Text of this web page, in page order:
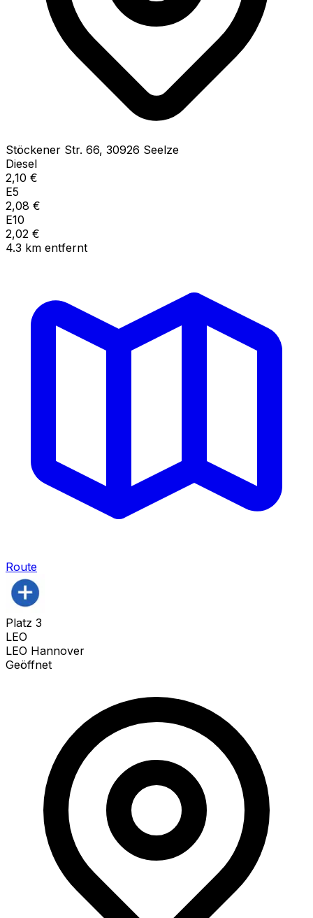
Stöckener Str. 66, 30926 Seelze
Diesel
2,10 €
E5
2,08 €
E10
2,02 €
4.3 km entfernt
Route
Platz 3
LEO
LEO Hannover
Geöffnet